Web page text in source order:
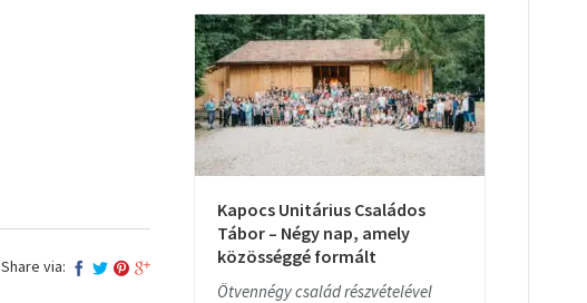
Share via:
Kapocs Unitárius Családos
Tábor – Négy nap, amely
közösséggé formált
Ötvennégy család részvételével